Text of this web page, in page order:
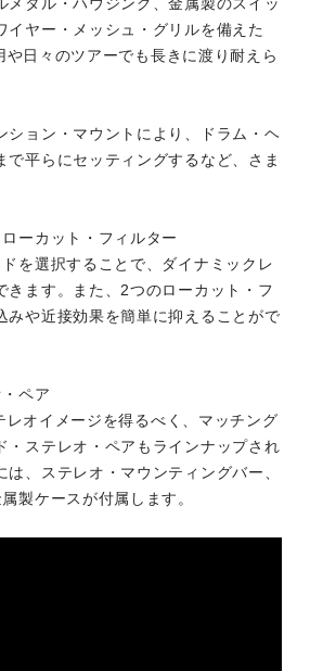
ヤー・メッシュ・グリルを備えた
日々のツアーでも長きに渡り耐えら
ション・マウントにより、ドラム・ヘ
平らにセッティングするなど、さま
ーカット・フィルター
を選択することで、ダイナミックレ
きます。また、2つのローカット・フ
みや近接効果を簡単に抑えることがで
ペア
オイメージを得るべく、マッチング
・ステレオ・ペアもラインナップされ
、ステレオ・マウンティングバー、
製ケースが付属します。